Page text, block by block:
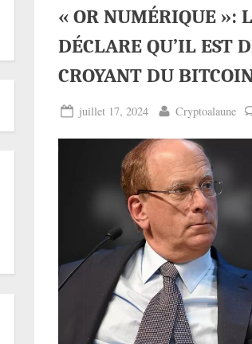
« OR NUMÉRIQUE »:
DÉCLARE QU’IL EST
CROYANT DU
Posted
juillet 17, 2024 By
Cryptoalaune